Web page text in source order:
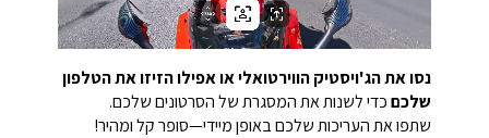
נסו את הג'ויסטיק הווירטואלי או אפילו הזיזו את הטלפון
שלכםכדי לשנות את המסגרת של הסרטונים שלכם.
שתפו את העריכות שלכם באופן מיידי—סופר קל ומהיר!